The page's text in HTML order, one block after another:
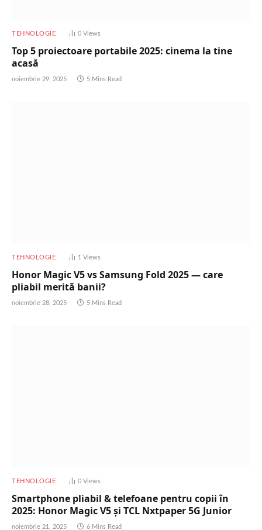
TEHNOLOGIE 0 Views
Top 5 proiectoare portabile 2025: cinema la tine
acasă
noiembrie 29, 2025 5 Mins Read
TEHNOLOGIE 1 Views
Honor Magic V5 vs Samsung Fold 2025 — care
pliabil merită banii?
noiembrie 28, 2025 5 Mins Read
TEHNOLOGIE 0 Views
Smartphone pliabil & telefoane pentru copii în
2025: Honor Magic V5 și TCL Nxtpaper 5G Junior
noiembrie 21, 2025 6 Mins Read